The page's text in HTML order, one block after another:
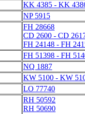
KK 4385 - KK
NP 5915
FH 28668
CD 2600 - CD
FH 24148 - FH
FH 51398 - FH
NQ 1887
KW 5100 - KW
LO 77740
RH 50592
RH 50690